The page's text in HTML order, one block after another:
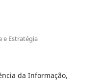
e Estratégia
da Informação,